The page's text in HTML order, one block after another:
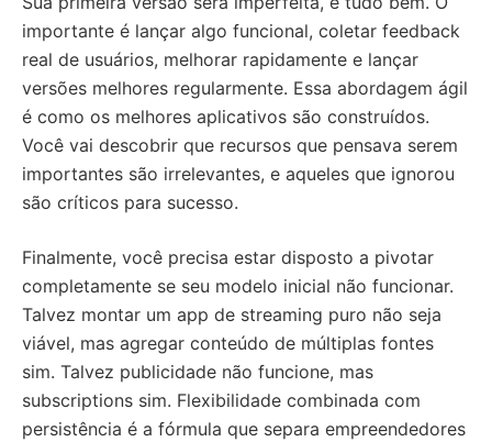
importante é lançar algo funcional, coletar feedback
real de usuários, melhorar rapidamente e lançar
versões melhores regularmente. Essa abordagem ágil
é como os melhores aplicativos são construídos.
Você vai descobrir que recursos que pensava serem
importantes são irrelevantes, e aqueles que ignorou
são críticos para sucesso.
Finalmente, você precisa estar disposto a pivotar
completamente se seu modelo inicial não funcionar.
Talvez montar um app de streaming puro não seja
viável, mas agregar conteúdo de múltiplas fontes
sim. Talvez publicidade não funcione, mas
subscriptions sim. Flexibilidade combinada com
persistência é a fórmula que separa empreendedores